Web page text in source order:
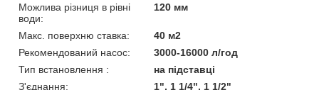
Можлива різниця в рівні
води:
120 мм
Макс. поверхню ставка:
40 м2
Рекомендований насос:
3000-16000 л/год
Тип встановлення :
на підставці
З'єднання:
1", 1 1/4", 1 1/2"